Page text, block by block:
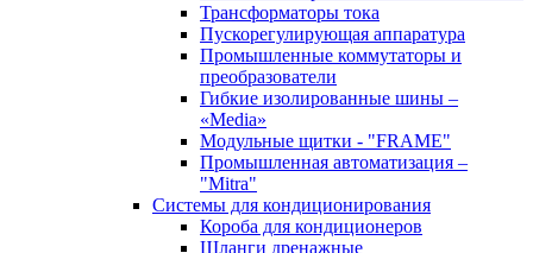
Трансформаторы тока
Пускорегулирующая аппаратура
Промышленные коммутаторы и
преобразователи
Гибкие изолированные шины –
«Media»
Модульные щитки - "FRAME"
Промышленная автоматизация –
"Mitra"
Системы для кондиционирования
Короба для кондиционеров
Шланги дренажные